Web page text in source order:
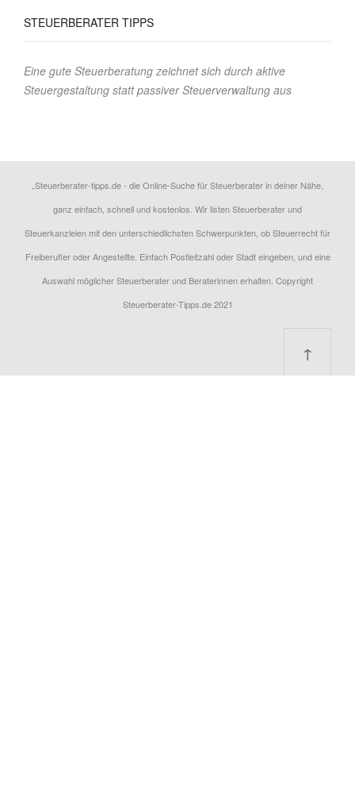
STEUERBERATER TIPPS
Eine gute Steuerberatung zeichnet sich durch aktive
Steuergestaltung statt passiver Steuerverwaltung aus
„Steuerberater-tipps.de - die Online-Suche für Steuerberater in deiner Nähe,
ganz einfach, schnell und kostenlos. Wir listen Steuerberater und
Steuerkanzleien mit den unterschiedlichsten Schwerpunkten, ob Steuerrecht für
Freiberufler oder Angestellte. Einfach Postleitzahl oder Stadt eingeben, und eine
Auswahl möglicher Steuerberater und Beraterinnen erhalten. Copyright
Steuerberater-Tipps.de 2021
↑